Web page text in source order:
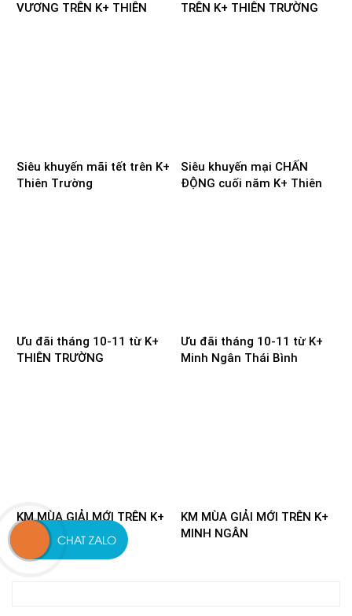
VƯƠNG TRÊN K+ THIÊN
TRÊN K+ THIÊN TRƯỜNG
Siêu khuyến mãi tết trên K+
Thiên Trường
Siêu khuyến mại CHẤN
ĐỘNG cuối năm K+ Thiên
Ưu đãi tháng 10-11 từ K+
THIÊN TRƯỜNG
Ưu đãi tháng 10-11 từ K+
Minh Ngân Thái Bình
KM MÙA GIẢI MỚI TRÊN K+
QUANG THIỀU
KM MÙA GIẢI MỚI TRÊN K+
MINH NGÂN
CHAT ZALO